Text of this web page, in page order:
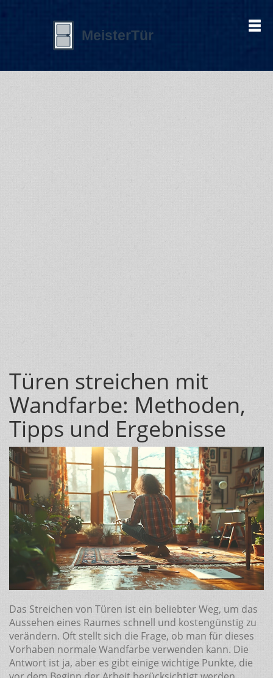
Türen streichen mit
Wandfarbe: Methoden,
Tipps und Ergebnisse
Das Streichen von Türen ist ein beliebter Weg, um das
Aussehen eines Raumes schnell und kostengünstig zu
verändern. Oft stellt sich die Frage, ob man für dieses
Vorhaben normale Wandfarbe verwenden kann. Die
Antwort ist ja, aber es gibt einige wichtige Punkte, die